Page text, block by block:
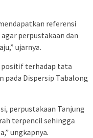
referensi
perpustakaan dan
ujarnya.
positif terhadap tata
pada Dispersip Tabalong
perpustakaan Tanjung
terpencil sehingga
ungkapnya.